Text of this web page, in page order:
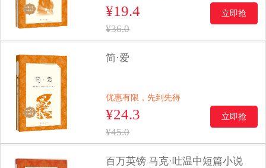
¥19.4
¥36.0
立即抢
简·爱
优惠有限，先到先得
¥24.3
¥45.0
立即抢
百万英镑 马克·吐温中短篇小说